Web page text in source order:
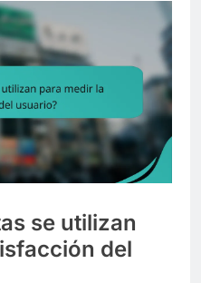
se utilizan
del